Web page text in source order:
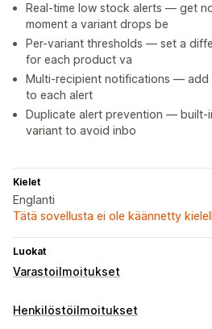
Real-time low stock alerts — get
moment a variant drops be
Per-variant thresholds — set a
for each product va
Multi-recipient notifications — add
to each alert
Duplicate alert prevention —
variant to avoid inbo
Kielet
Englanti
Tätä sovellusta ei ole käännetty
Luokat
Varastoilmoitukset
Ilmoitukset
Henkilöstöilmoitukset